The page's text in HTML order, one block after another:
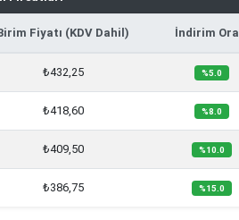
Fiyatı (KDV Dahil) İndirim
₺432,25 %5.0
₺418,60 %8.0
₺409,50 %10.0
₺386,75 %15.0